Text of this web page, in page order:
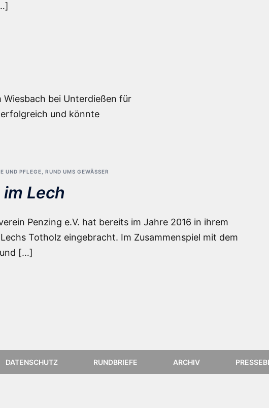
bei Unterdießen für
und könnte
UND PFLEGE, RUND UMS GEWÄSSER
Lech
Penzing e.V. hat bereits im Jahre 2016 in ihrem
Totholz eingebracht. Im Zusammenspiel mit dem
[…]
DATENSCHUTZ RUNDBRIEFE ARCHIV